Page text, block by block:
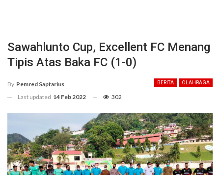
Sawahlunto Cup, Excellent FC Menang
Tipis Atas Baka FC (1-0)
BERITA OLAHRAGA
By Pemred Saptarius
Last updated 14 Feb 2022 302